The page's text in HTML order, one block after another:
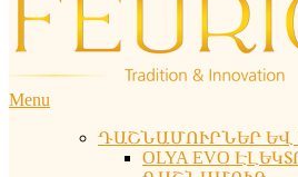
Menu
ԴԱՇՆԱՄՈՒՐՆԵՐ ԵՎ
OLYA EVO